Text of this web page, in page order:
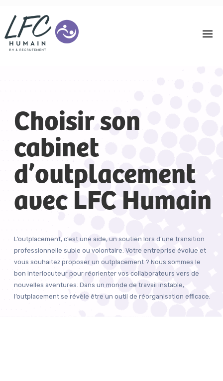
Choisir son
cabinet
d’outplacement
avec LFC Humain
L’outplacement, c’est une aide, un soutien lors d’une transition
professionnelle subie ou volontaire. Votre entreprise évolue et
vous souhaitez proposer un outplacement ? Nous sommes le
bon interlocuteur pour réorienter vos collaborateurs vers de
nouvelles aventures. Dans un monde de travail instable,
l’outplacement se révèle être un outil de réorganisation efficace.